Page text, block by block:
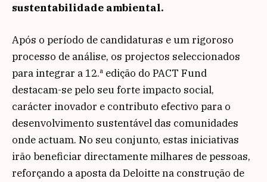
sustentabilidade ambiental.
Após o período de candidaturas e um rigoroso
processo de análise, os projectos seleccionados
para integrar a 12.ª edição do PACT Fund
destacam-se pelo seu forte impacto social,
carácter inovador e contributo efectivo para o
desenvolvimento sustentável das comunidades
onde actuam. No seu conjunto, estas iniciativas
irão beneficiar directamente milhares de pessoas,
reforçando a aposta da Deloitte na construção de